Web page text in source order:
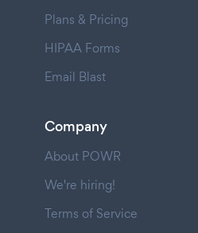
Plans & Pricing
HIPAA Forms
Email Blast
Company
About POWR
We're hiring!
Terms of Service